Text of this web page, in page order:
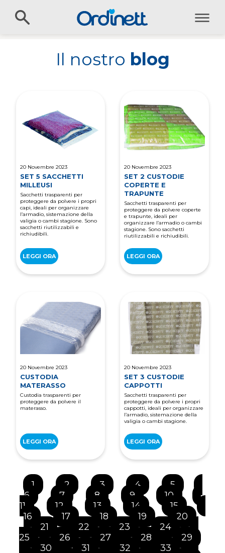
Il nostro blog
SET 5 SACCHETTI
MILLEUSI
20 Novembre 2023
Sacchetti trasparenti per
proteggere da polvere i propri
capi, ideali per organizzare
l’armadio, sistemazione della
valigia o cambi stagione. Sono
sacchetti riutilizzabili e
richiudibili.
LEGGI ORA
SET 2 CUSTODIE
COPERTE E
TRAPUNTE
20 Novembre 2023
Sacchetti trasparenti per
proteggere da polvere coperte
e trapunte, ideali per
organizzare l’armadio o cambi
stagione. Sono sacchetti
riutilizzabili e richiudibili.
LEGGI ORA
CUSTODIA
MATERASSO
20 Novembre 2023
Custodia trasparenti per
proteggere da polvere il
materasso.
LEGGI ORA
SET 3 CUSTODIE
CAPPOTTI
20 Novembre 2023
Sacchetti trasparenti per
proteggere da polvere i propri
cappotti, ideali per organizzare
l’armadio, sistemazione della
valigia o cambi stagione.
LEGGI ORA
1 2 3 4
5
6
7 8 9
10
11
12 13 14
15
16
17 18 19
20
21
22 23
24
25
26 27 28
29
30
31 32
33